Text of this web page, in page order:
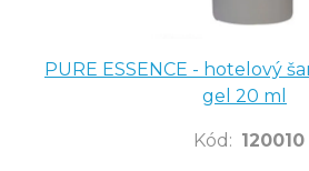
PURE ESSENCE - hotelový
gel 20 ml
Kód : 120010